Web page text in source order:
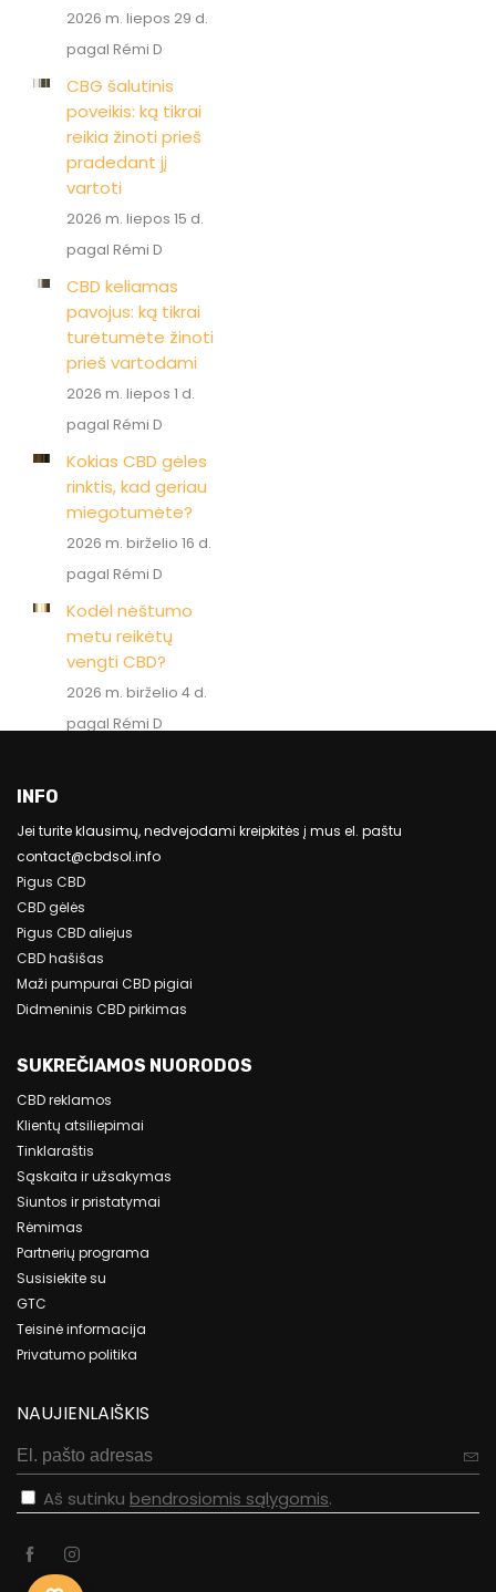
2026 m. liepos 29 d.
pagal Rémi D
CBG šalutinis
poveikis: ką tikrai
reikia žinoti prieš
pradedant jį
vartoti
2026 m. liepos 15 d.
pagal Rémi D
CBD keliamas
pavojus: ką tikrai
turėtumėte žinoti
prieš vartodami
2026 m. liepos 1 d.
pagal Rémi D
Kokias CBD gėles
rinktis, kad geriau
miegotumėte?
2026 m. birželio 16 d.
pagal Rémi D
Kodėl nėštumo
metu reikėtų
vengti CBD?
2026 m. birželio 4 d.
pagal Rémi D
INFO
Jei turite klausimų, nedvejodami kreipkitės į mus el. paštu
contact@cbdsol.info
Pigus CBD
CBD gėlės
Pigus CBD aliejus
CBD hašišas
Maži pumpurai CBD pigiai
Didmeninis CBD pirkimas
SUKREČIAMOS NUORODOS
CBD reklamos
Klientų atsiliepimai
Tinklaraštis
Sąskaita ir užsakymas
Siuntos ir pristatymai
Rėmimas
Partnerių programa
Susisiekite su
GTC
Teisinė informacija
Privatumo politika
NAUJIENLAIŠKIS
Aš sutinku bendrosiomis sąlygomis.